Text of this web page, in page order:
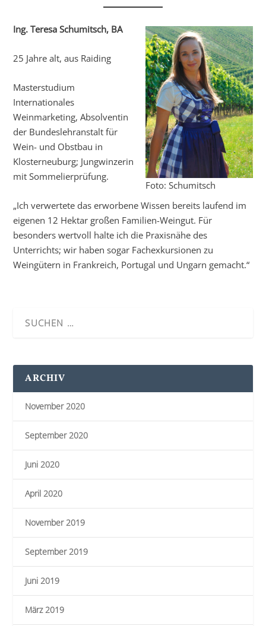
Foto: Schumitsch
Ing. Teresa Schumitsch, BA
25 Jahre alt, aus Raiding
Masterstudium
Internationales
Weinmarketing, Absolventin
der Bundeslehranstalt für
Wein- und Obstbau in
Klosterneuburg; Jungwinzerin
mit Sommelierprüfung.
„Ich verwertete das erworbene Wissen bereits laufend im
eigenen 12 Hektar großen Familien-Weingut. Für
besonders wertvoll halte ich die Praxisnähe des
Unterrichts; wir haben sogar Fachexkursionen zu
Weingütern in Frankreich, Portugal und Ungarn gemacht.“
ARCHIV
November 2020
September 2020
Juni 2020
April 2020
November 2019
September 2019
Juni 2019
März 2019